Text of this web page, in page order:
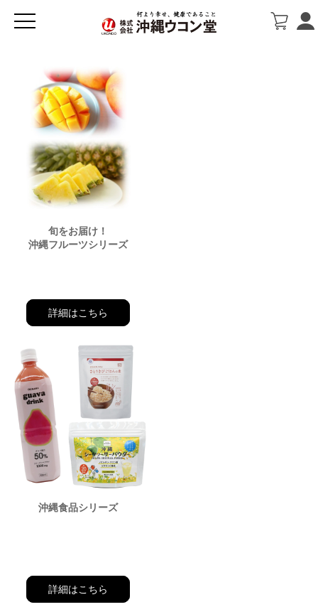
旬をお届け！
沖縄フルーツシリーズ
詳細はこちら
沖縄食品シリーズ
詳細はこちら